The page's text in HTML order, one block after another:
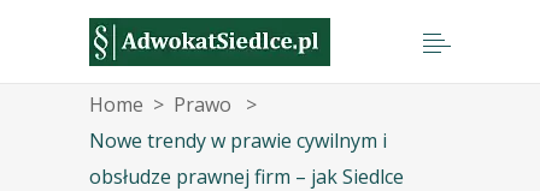
Home > Prawo
>
Nowe trendy w prawie cywilnym i
obsłudze prawnej firm – jak Siedlce